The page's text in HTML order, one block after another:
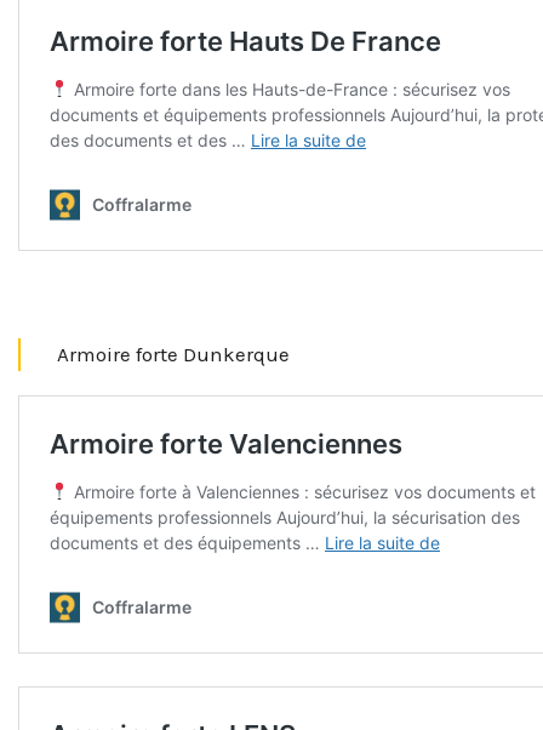
Armoire forte Dunkerque